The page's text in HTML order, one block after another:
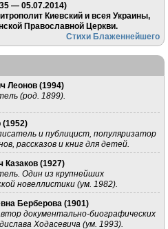
— 05.07.2014)
Киевский и всея Украины,
Православной Церкви.
Стихи Блаженнейшего
Леонов (1994)
(род. 1899).
(1952)
и публицист, популяризатор
рассказов и книг для детей.
Казаков (1927)
Один из крупнейших
новеллистики (ум. 1982).
Берберова (1901)
документально-биографических
Ходасевича (ум. 1993).